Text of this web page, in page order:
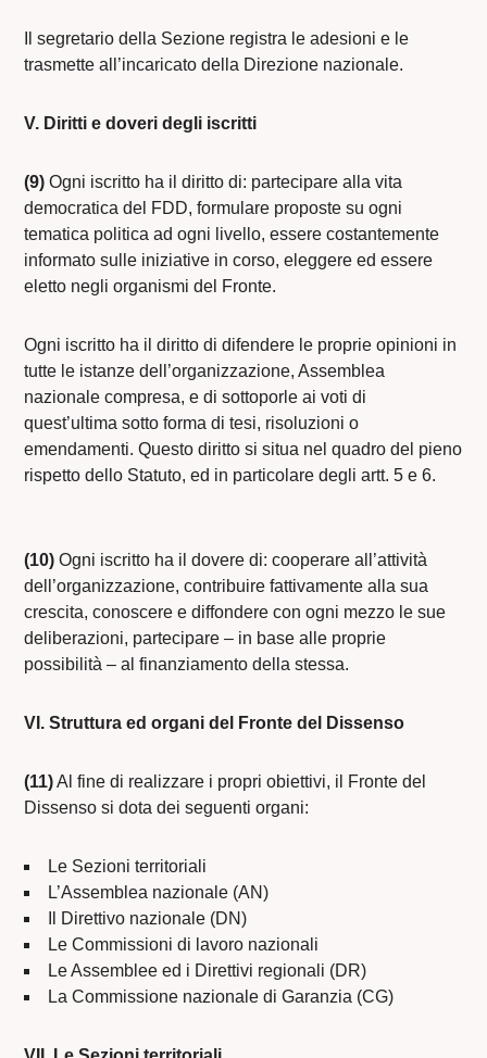
Il segretario della Sezione registra le adesioni e le
trasmette all’incaricato della Direzione nazionale.
V. Diritti e doveri degli iscritti
(9) Ogni iscritto ha il diritto di: partecipare alla vita
democratica del FDD, formulare proposte su ogni
tematica politica ad ogni livello, essere costantemente
informato sulle iniziative in corso, eleggere ed essere
eletto negli organismi del Fronte.
Ogni iscritto ha il diritto di difendere le proprie opinioni in
tutte le istanze dell’organizzazione, Assemblea
nazionale compresa, e di sottoporle ai voti di
quest’ultima sotto forma di tesi, risoluzioni o
emendamenti. Questo diritto si situa nel quadro del pieno
rispetto dello Statuto, ed in particolare degli artt. 5 e 6.
(10) Ogni iscritto ha il dovere di: cooperare all’attività
dell’organizzazione, contribuire fattivamente alla sua
crescita, conoscere e diffondere con ogni mezzo le sue
deliberazioni, partecipare – in base alle proprie
possibilità – al finanziamento della stessa.
VI.Struttura ed organi del Fronte del Dissenso
(11)Al fine di realizzare i propri obiettivi, il Fronte del
Dissenso si dota dei seguenti organi:
Le Sezioni territoriali
L’Assemblea nazionale (AN)
Il Direttivo nazionale (DN)
Le Commissioni di lavoro nazionali
Le Assemblee ed i Direttivi regionali (DR)
La Commissione nazionale di Garanzia (CG)